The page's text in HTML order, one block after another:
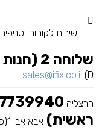
שירות לקוחות וסניפים
שלוחה 2 (חנות + זאפ)
D)
sales@ifix.co.il
הרצליה
ראשית) אבא אבן 1(פינת משכית)